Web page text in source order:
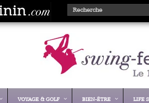
VOYAGE & GOLF BIEN-ÊTRE LIFE